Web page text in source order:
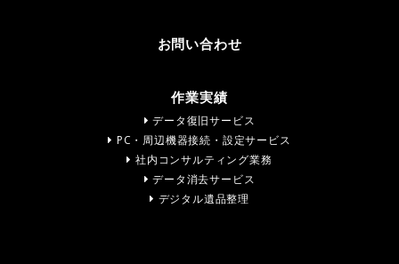
お問い合わせ
作業実績
データ復旧サービス
PC・周辺機器接続・設定サービス
社内コンサルティング業務
データ消去サービス
デジタル遺品整理